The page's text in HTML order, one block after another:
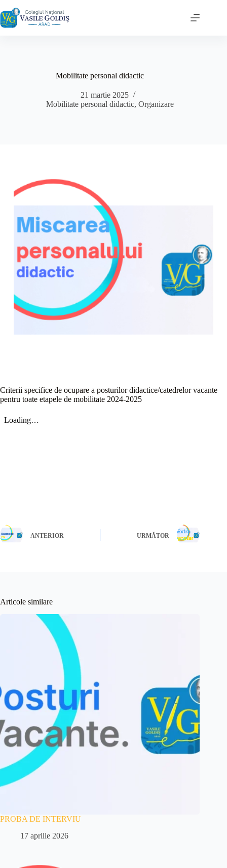
la
conținut
Mobilitate personal didactic
21 martie 2025
Mobilitate personal didactic,Organizare
Criterii specifice de ocupare a posturilor didactice/catedrelor vacante
pentru toate etapele de mobilitate 2024-2025
ANTERIOR URMĂTOR
Articole similare
PROBA DE INTERVIU
17 aprilie 2026